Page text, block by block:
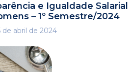
e Igualdade Salarial
– 1º Semestre/2024
de abril de 2024